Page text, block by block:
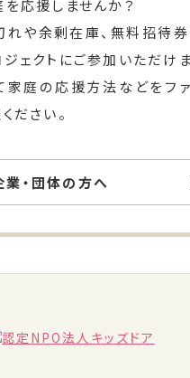
応援しませんか？
れや余剰在庫、無料招待
ェクトにご参加いただけま
家庭の応援方法などをフ
ださい。
業・団体の方へ